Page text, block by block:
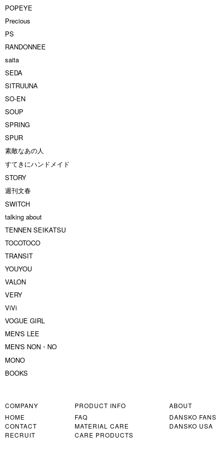
POPEYE
Precious
PS
RANDONNEE
saita
SEDA
SITRUUNA
SO-EN
SOUP
SPRING
SPUR
素敵なあの人
すてきにハンドメイド
STORY
週刊文春
SWITCH
talking about
TENNEN SEIKATSU
TOCOTOCO
TRANSIT
YOUYOU
VALON
VERY
ViVi
VOGUE GIRL
MEN'S LEE
MEN'S NON・NO
MONO
BOOKS
COMPANY
HOME
CONTACT
RECRUIT
PRODUCT INFO
FAQ
MATERIAL CARE
CARE PRODUCTS
ABOUT
DANSKO FANS
DANSKO USA